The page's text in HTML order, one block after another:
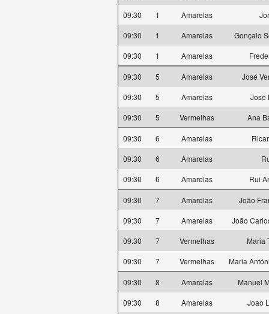
09:30
1 Amarelas
09:30
1 Amarelas
Gonçalo
09:30
1 Amarelas
09:30 5 Amarelas
José
09:30
5 Amarelas
José
09:30
5 Vermelhas Ana
09:30 6 Amarelas
09:30
6 Amarelas
09:30
6 Amarelas Rui
09:30 7 Amarelas
João
09:30
7 Amarelas
João
09:30
7 Vermelhas
Maria
09:30
7 Vermelhas Maria
09:30 8 Amarelas
Manuel
09:30
8 Amarelas
Joao